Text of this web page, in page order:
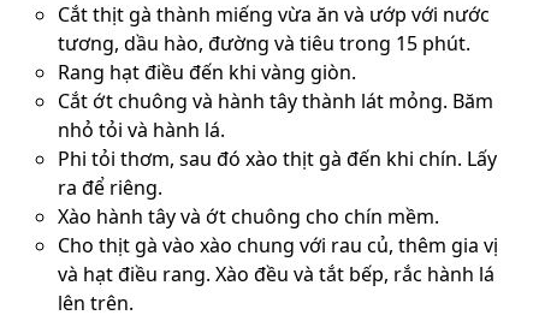
Cắt thịt gà thành miếng vừa ăn và ướp với nước
tương, dầu hào, đường và tiêu trong 15 phút.
Rang hạt điều đến khi vàng giòn.
Cắt ớt chuông và hành tây thành lát mỏng. Băm
nhỏ tỏi và hành lá.
Phi tỏi thơm, sau đó xào thịt gà đến khi chín. Lấy
ra để riêng.
Xào hành tây và ớt chuông cho chín mềm.
Cho thịt gà vào xào chung với rau củ, thêm gia vị
và hạt điều rang. Xào đều và tắt bếp, rắc hành lá
lên trên.